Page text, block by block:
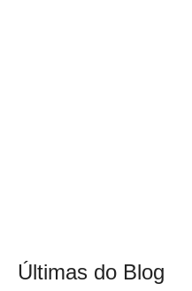
Últimas do Blog